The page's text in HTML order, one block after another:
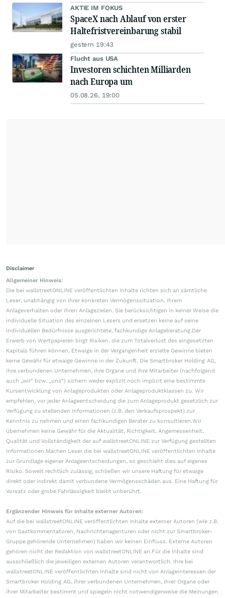
AKTIE IM FOKUS
SpaceX nach Ablauf von erster
Haltefristvereinbarung stabil
gestern 19:43
Flucht aus USA
Investoren schichten Milliarden
nach Europa um
05.08.26, 19:00
Disclaimer
Allgemeiner Hinweis:
Die bei wallstreetONLINE veröffentlichten Inhalte richten sich an sämtliche
Leser, unabhängig von ihrer konkreten Vermögenssituation, ihrem
Anlageverhalten oder ihren Anlagezielen. Sie berücksichtigen in keiner Weise die
individuelle Situation des einzelnen Lesers und ersetzen keine auf seine
individuellen Bedürfnisse ausgerichtete, fachkundige Anlageberatung.Der
Erwerb von Wertpapieren birgt Risiken, die zum Totalverlust des eingesetzten
Kapitals führen können. Etwaige in der Vergangenheit erzielte Gewinne bieten
keine Gewähr für etwaige Gewinne in der Zukunft. Die Smartbroker Holding AG,
ihre verbundenen Unternehmen, ihre Organe und ihre Mitarbeiter (nachfolgend
auch „wir“ bzw. „uns“) sichern weder explizit noch implizit eine bestimmte
Kursentwicklung von Anlageprodukten oder Anlageproduktklassen zu. Wir
empfehlen, vor jeder Anlageentscheidung die zum Anlageprodukt gesetzlich zur
Verfügung zu stellenden Informationen (z.B. den Verkaufsprospekt) zur
Kenntnis zu nehmen und einen fachkundigen Berater zu konsultieren.Wir
übernehmen keine Gewähr für die Aktualität, Richtigkeit, Angemessenheit,
Qualität und Vollständigkeit der auf wallstreetONLINE zur Verfügung gestellten
Informationen.Machen Leser die bei wallstreetONLINE veröffentlichten Inhalte
zur Grundlage eigener Anlageentscheidungen, so geschieht dies auf eigenes
Risiko. Soweit rechtlich zulässig, schließen wir unsere Haftung für etwaige
direkt oder indirekt damit verbundene Vermögensschäden aus. Eine Haftung für
Vorsatz oder grobe Fahrlässigkeit bleibt unberührt.
Ergänzender Hinweis für Inhalte externer Autoren:
Auf die bei wallstreetONLINE veröffentlichten Inhalte externer Autoren (wie z.B.
von Gastkommentatoren, Nachrichtenagenturen oder nicht zur Smartbroker-
Gruppe gehörende Unternehmen) haben wir keinen Einfluss. Externe Autoren
gehören nicht der Redaktion von wallstreetONLINE an.Für die Inhalte sind
ausschließlich die jeweiligen externen Autoren verantwortlich. Ihre bei
wallstreetONLINE veröffentlichten Inhalte sind nicht von Anlageinteressen der
Smartbroker Holding AG, ihrer verbundenen Unternehmen, ihrer Organe oder
ihrer Mitarbeiter bestimmt und spiegeln nicht notwendigerweise die Meinungen